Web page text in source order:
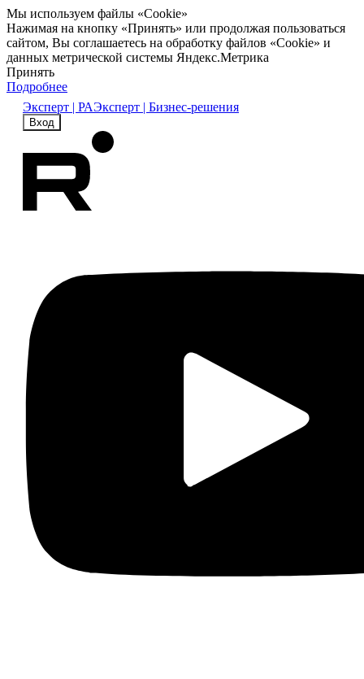
Мы используем файлы «Cookie»
Нажимая на кнопку «Принять» или продолжая пользоваться
сайтом, Вы соглашаетесь на обработку файлов «Cookie» и
данных метрической системы Яндекс.Метрика
Принять
Подробнее
Эксперт | РАЭксперт | Бизнес-решения
Вход